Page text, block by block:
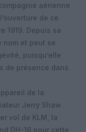
aérienne
de ce
1919. Depuis sa
nom et peut se
puisqu’elle
de présence dans
de la
Jerry Shaw
vol de KLM, la
DH-16 pour cette